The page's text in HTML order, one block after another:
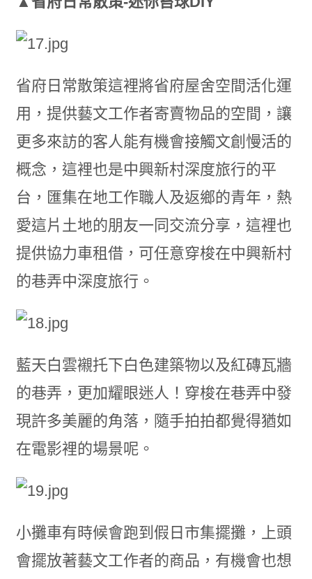
省府日常散策這裡將省府屋舍空間活化運
用，提供藝文工作者寄賣物品的空間，讓
更多來訪的客人能有機會接觸文創慢活的
概念，這裡也是中興新村深度旅行的平
台，匯集在地工作職人及返鄉的青年，熱
愛這片土地的朋友一同交流分享，這裡也
提供協力車租借，可任意穿梭在中興新村
的巷弄中深度旅行。
藍天白雲襯托下白色建築物以及紅磚瓦牆
的巷弄，更加耀眼迷人！穿梭在巷弄中發
現許多美麗的角落，隨手拍拍都覺得猶如
在電影裡的場景呢。
小攤車有時候會跑到假日市集擺攤，上頭
會擺放著藝文工作者的商品，有機會也想